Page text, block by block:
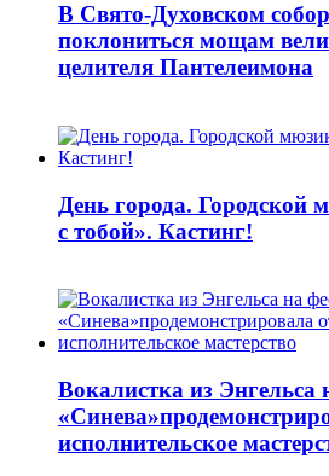
В Свято-Духовском
поклониться мощам
целителя Пантелеимона
День города. Городской
с тобой». Кастинг!
Вокалистка из Энгельса
исполнительское